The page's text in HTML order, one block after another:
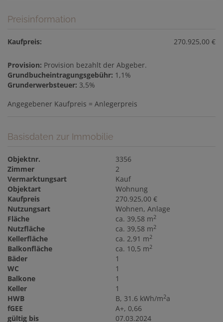
Preisinformation
Kaufpreis: 270.925,00 €
Provision: Provision bezahlt der Abgeber.
Grundbucheintragungsgebühr: 1,1%
Grunderwerbsteuer: 3,5%
Angegebener Kaufpreis = Anlegerpreis
Basisdaten zur Immobilie
Objektnr.
3356
Zimmer
2
Vermarktungsart
Kauf
Objektart
Wohnung
Kaufpreis
270.925,00 €
Nutzungsart
Wohnen Anlage
Fläche
ca. 39,58 m2
Nutzfläche ca. 39,58 m2
Kellerfläche ca. 2,91 m2
Balkonfläche ca. 10,5 m2
Bäder
1
WC
1
Balkone
1
Keller
1
HWB
B, 31.6 kWh/m2a
fGEE
A+, 0,66
gültig bis
07.03.2024